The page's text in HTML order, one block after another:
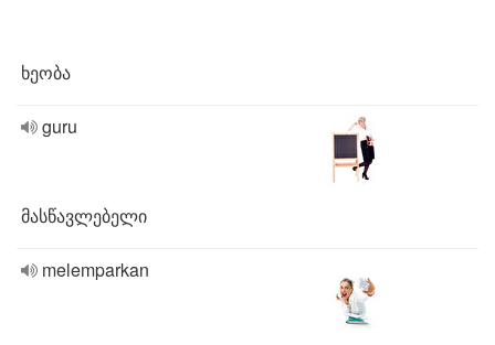
ხეობა
guru
მასწავლებელი
melemparkan